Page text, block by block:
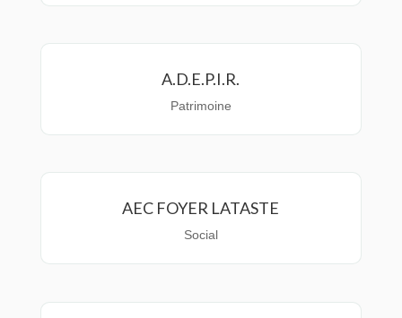
A.D.E.P.I.R.
Patrimoine
AEC FOYER LATASTE
Social